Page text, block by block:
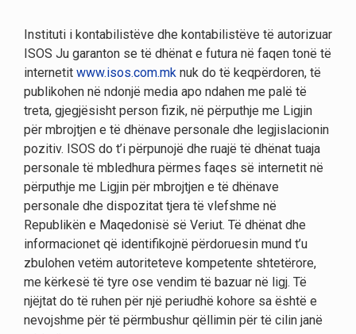
CILËSISË
TË
BËHESH
ANËTAR
NGJARJET
KONTAKT
Instituti i kontabilistëve dhe kontabilistëve të autorizuar
ISOS Ju garanton se të dhënat e futura në faqen tonë të
internetit www.isos.com.mk nuk do të keqpërdoren, të
publikohen në ndonjë media apo ndahen me palë të
treta, gjegjësisht person fizik, në përputhje me Ligjin
për mbrojtjen e të dhënave personale dhe legjislacionin
pozitiv. ISOS do t’i përpunojë dhe ruajë të dhënat tuaja
personale të mbledhura përmes faqes së internetit në
përputhje me Ligjin për mbrojtjen e të dhënave
personale dhe dispozitat tjera të vlefshme në
Republikën e Maqedonisë së Veriut. Të dhënat dhe
informacionet që identifikojnë përdoruesin mund t’u
zbulohen vetëm autoriteteve kompetente shtetërore,
me kërkesë të tyre ose vendim të bazuar në ligj. Të
njëjtat do të ruhen për një periudhë kohore sa është e
nevojshme për të përmbushur qëllimin për të cilin janë